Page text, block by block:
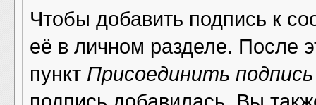
Чтобы добавить подпись к
её в личном разделе. После
пункт Присоединить подпись